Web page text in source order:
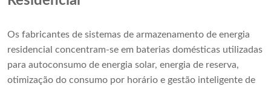
Os fabricantes de sistemas de armazenamento de energia
residencial concentram-se em baterias domésticas utilizadas
para autoconsumo de energia solar, energia de reserva,
otimização do consumo por horário e gestão inteligente de